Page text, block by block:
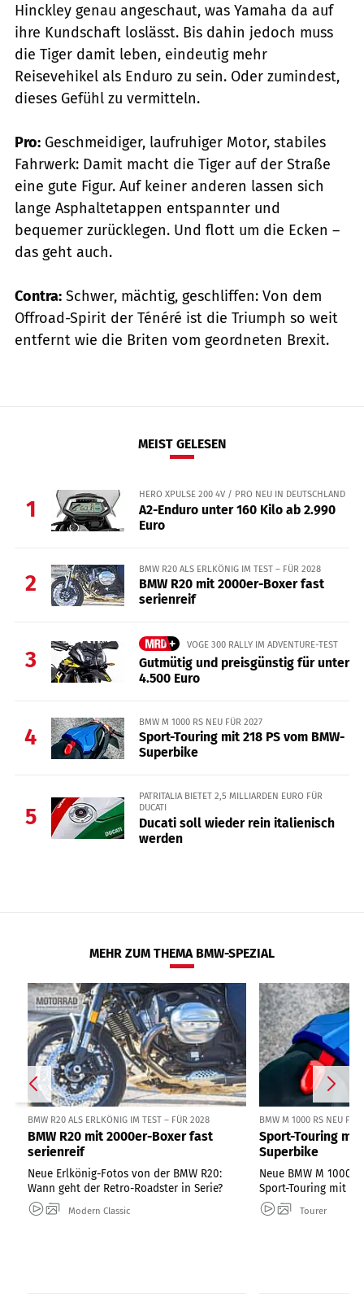
Hinckley genau angeschaut, was Yamaha da auf
ihre Kundschaft loslässt. Bis dahin jedoch muss
die Tiger damit leben, eindeutig mehr
Reisevehikel als Enduro zu sein. Oder zumindest,
dieses Gefühl zu vermitteln.
Pro: Geschmeidiger, laufruhiger Motor, stabiles
Fahrwerk: Damit macht die Tiger auf der Straße
eine gute Figur. Auf keiner anderen lassen sich
lange Asphaltetappen entspannter und
bequemer zurücklegen. Und flott um die Ecken –
das geht auch.
Contra: Schwer, mächtig, geschliffen: Von dem
Offroad-Spirit der Ténéré ist die Triumph so weit
entfernt wie die Briten vom geordneten Brexit.
MEIST GELESEN
1
HERO XPULSE 200 4V / PRO NEU IN DEUTSCHLAND
A2-Enduro unter 160 Kilo ab 2.990
Euro
2
BMW R20 ALS ERLKÖNIG IM TEST – FÜR 2028
BMW R20 mit 2000er-Boxer fast
serienreif
3
VOGE 300 RALLY IM ADVENTURE-TEST
Gutmütig und preisgünstig für unter
4.500 Euro
4
BMW M 1000 RS NEU FÜR 2027
Sport-Touring mit 218 PS vom BMW-
Superbike
5
PATRITALIA BIETET 2,5 MILLIARDEN EURO FÜR
DUCATI
Ducati soll wieder rein italienisch
werden
MEHR ZUM THEMA BMW-SPEZIAL
BMW R20 ALS ERLKÖNIG IM TEST – FÜR 2028
BMW R20 mit 2000er-Boxer fast
serienreif
Neue Erlkönig-Fotos von der BMW R20:
Wann geht der Retro-Roadster in Serie?
Modern Classic
BMW M 1000 RS NEU
Sport-Touring mit
Superbike
Neue BMW M 1000
Sport-Touring mit
Tourer